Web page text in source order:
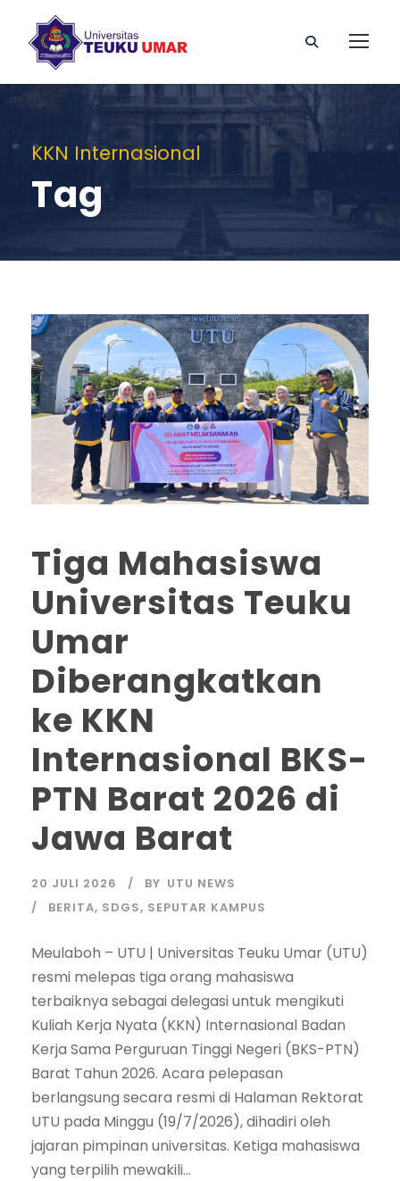
KKN Internasional
Tag
Tiga Mahasiswa
Universitas Teuku
Umar
Diberangkatkan
ke KKN
Internasional BKS-
PTN Barat 2026 di
Jawa Barat
20 JULI 2026 BY UTU NEWS
BERITA, SDGS, SEPUTAR KAMPUS
Meulaboh – UTU | Universitas Teuku Umar (UTU)
resmi melepas tiga orang mahasiswa
terbaiknya sebagai delegasi untuk mengikuti
Kuliah Kerja Nyata (KKN) Internasional Badan
Kerja Sama Perguruan Tinggi Negeri (BKS-PTN)
Barat Tahun 2026. Acara pelepasan
berlangsung secara resmi di Halaman Rektorat
UTU pada Minggu (19/7/2026), dihadiri oleh
jajaran pimpinan universitas. Ketiga mahasiswa
yang terpilih mewakili...